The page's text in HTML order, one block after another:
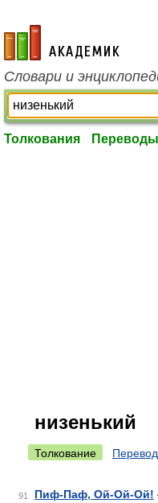
academic.ru
Словари и
Толкования Переводы
низенький
Толкование Перевод
91 Пиф-Паф, Ой-Ой-Ой!